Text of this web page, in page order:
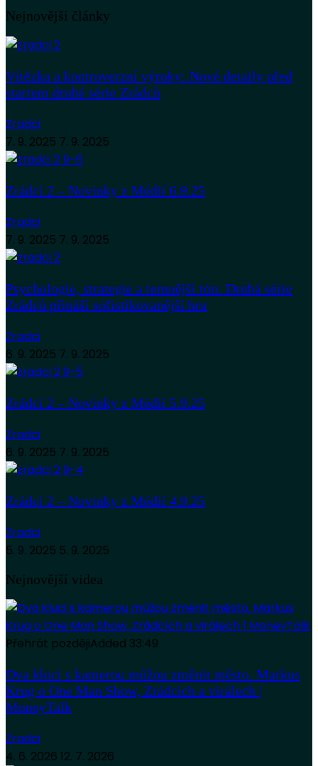
Nejnovější články
Vítězka a kontroverzní výroky: Nové detaily před
startem druhé série Zrádců
Zradci
7. 9. 2025 7. 9. 2025
Zrádci 2 – Novinky z Médií 6.9.25
Zradci
7. 9. 2025 7. 9. 2025
Psychologie, strategie a temnější tón: Druhá série
Zrádců přináší sofistikovanější hru
Zradci
6. 9. 2025 7. 9. 2025
Zrádci 2 – Novinky z Médií 5.9.25
Zradci
6. 9. 2025 7. 9. 2025
Zrádci 2 – Novinky z Médií 4.9.25
Zradci
5. 9. 2025 5. 9. 2025
Nejnovější videa
Přehrát pozdějiAdded 33:49
Dva kluci s kamerou můžou změnit město. Markus
Krug o One Man Show, Zrádcích a virálech |
MoneyTalk
Zradci
4. 6. 2026 12. 7. 2026